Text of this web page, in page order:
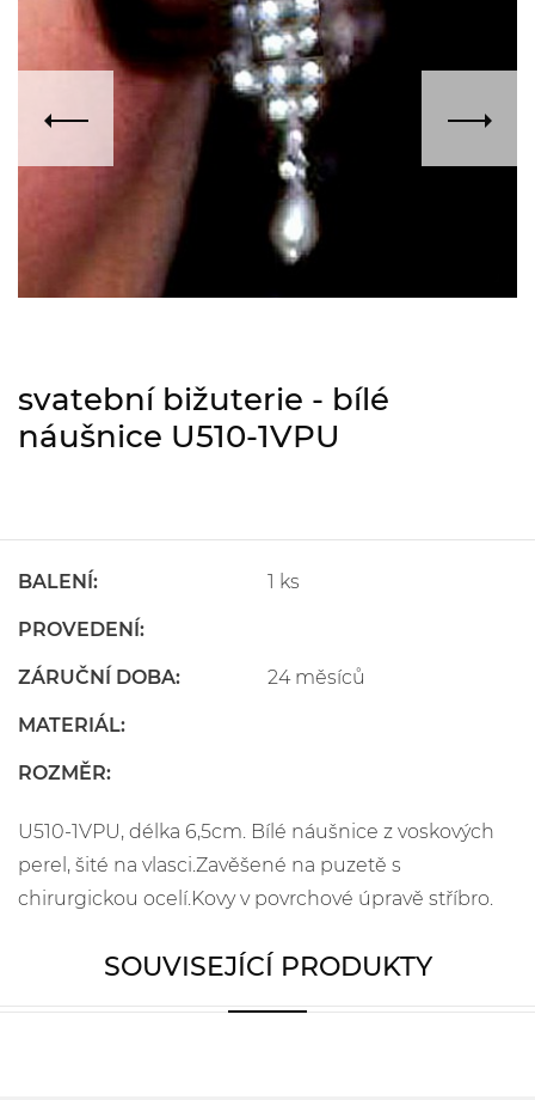
svatební bižuterie - bílé
náušnice U510-1VPU
BALENÍ: 1 ks
PROVEDENÍ:
ZÁRUČNÍ DOBA: 24 měsíců
MATERIÁL:
ROZMĚR:
U510-1VPU, délka 6,5cm. Bílé náušnice z voskových
perel, šité na vlasci.Zavěšené na puzetě s
chirurgickou ocelí.Kovy v povrchové úpravě stříbro.
SOUVISEJÍCÍ PRODUKTY